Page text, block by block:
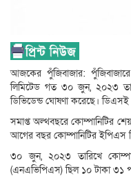
আজকের পুঁজিবাজার:
লিমিটেড গত ৩০ জুন, ২০২৩
ডিভিডেন্ড ঘোষণা করেছে।
সমাপ্ত অল্থবছরে কোম্পানিটির
আগের বছর কোম্পানিটির ইপিএস
৩০ জুন, ২০২৩ তারিখে
(এনএভিপিএস) ছিল ১০ টাকা ৩১